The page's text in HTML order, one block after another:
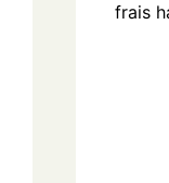
frais